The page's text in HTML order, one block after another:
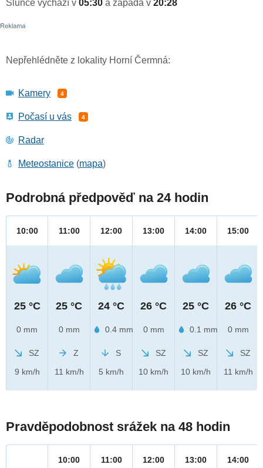
Slunce vychází v 05:30 a zapadá v 20:28
Nepřehlédněte z lokality Horní Čermná:
Kamery 4
Počasí u vás 4
Radar
Meteostanice (mapa)
Podrobná předpověď na 24 hodin
10:00
25 °C
0 mm
SZ
9 km/h
11:00
25 °C
0 mm
Z
11 km/h
12:00
24 °C
0.4 mm
S
5 km/h
13:00
26 °C
0 mm
SZ
10 km/h
14:00
25 °C
0.1 mm
SZ
10 km/h
15:00
26 °C
0 mm
SZ
11 km/h
Pravděpodobnost srážek na 48 hodin
10:00
11:00
12:00
13:00
14:00